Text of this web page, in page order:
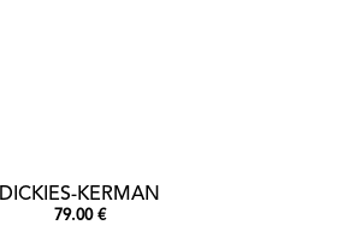
DICKIES-KERMAN
79.00 €